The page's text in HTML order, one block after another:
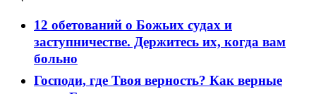
12 обетований о Божьих судах и
заступничестве. Держитесь их, когда вам
больно
Господи, где Твоя верность? Как верные